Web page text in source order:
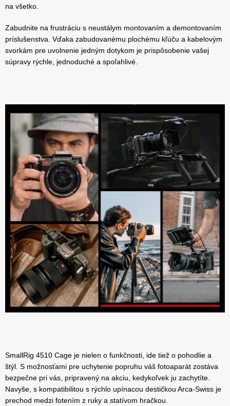
na všetko.
Zabudnite na frustráciu s neustálym montovaním a demontovaním
príslušenstva. Vďaka zabudovanému plochému kľúču a kabelovým
svorkám pre uvolnenie jedným dotykom je prispôsobenie vašej
súpravy rýchle, jednoduché a spoľahlivé.
SmallRig 4510 Cage je nielen o funkčnosti, ide tiež o pohodlie a
štýl. S možnosťami pre uchytenie popruhu váš fotoaparát zostáva
bezpečne pri vás, pripravený na akciu, kedykoľvek ju zachytíte.
Navyše, s kompatibilitou s rýchlo upínacou destičkou Arca-Swiss je
prechod medzi fotením z ruky a statívom hračkou.